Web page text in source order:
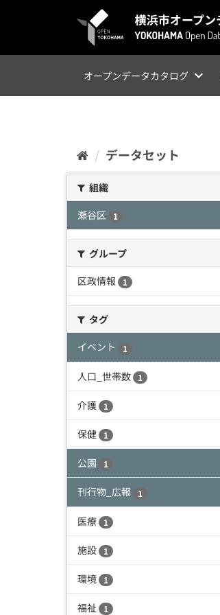
オープンデータカタログ
データセット
組織
瀬谷区
1
グループ
区政情報
1
タグ
イベント
1
人口_世帯数 1
介護 1
保健 1
公園 1
刊行物_広報 1
医療 1
施設 1
環境 1
福祉 1